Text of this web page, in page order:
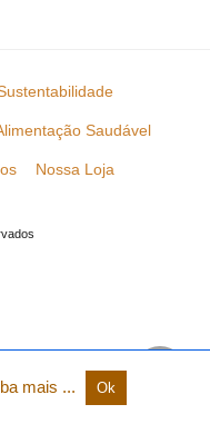
Saudável
Nossa Loja
mais ... Ok